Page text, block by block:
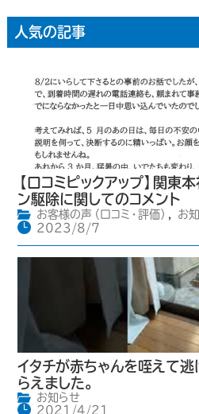
人気の記事
【口コミピックアップ】関東
ン駆除に関してのコメント
お客様の声（口コミ・評価） ,
お
2023/8/7
イタチが赤ちゃんを咥えて
らえました。
お知らせ
2021/4/21